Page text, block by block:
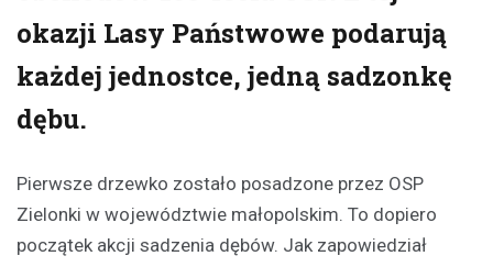
okazji Lasy Państwowe podarują
każdej jednostce, jedną sadzonkę
dębu.
Pierwsze drzewko zostało posadzone przez OSP
Zielonki w województwie małopolskim. To dopiero
początek akcji sadzenia dębów. Jak zapowiedział